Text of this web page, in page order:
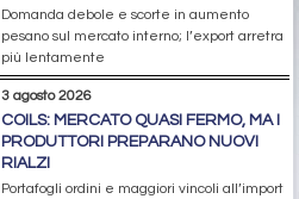
Domanda debole e scorte in aumento
pesano sul mercato interno; l’export arretra
più lentamente
3 agosto 2026
COILS: MERCATO QUASI FERMO, MA I
PRODUTTORI PREPARANO NUOVI
RIALZI
Portafogli ordini e maggiori vincoli all’import